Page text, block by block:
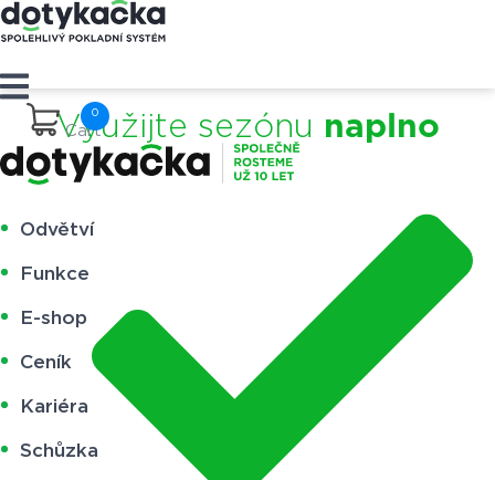
Cart
Odvětví
Funkce
E-shop
Ceník
Kariéra
Schůzka
Využijte sezónu naplno